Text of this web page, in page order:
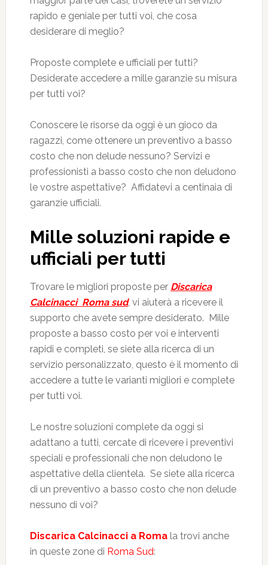
rapido e geniale per tutti voi, che cosa
desiderare di meglio?
Proposte complete e ufficiali per tutti?
Desiderate accedere a mille garanzie su misura
per tutti voi?
Conoscere le risorse da oggi è un gioco da
ragazzi, come ottenere un preventivo a basso
costo che non delude nessuno? Servizi e
professionisti a basso costo che non deludono
le vostre aspettative? Affidatevi a centinaia di
garanzie ufficiali.
Mille soluzioni rapide e
ufficiali per tutti
Trovare le migliori proposte per Discarica
Calcinacci Roma sud, vi aiuterà a ricevere il
supporto che avete sempre desiderato. Mille
proposte a basso costo per voi e interventi
rapidi e completi, se siete alla ricerca di un
servizio personalizzato, questo è il momento di
accedere a tutte le varianti migliori e complete
per tutti voi.
Le nostre soluzioni complete da oggi si
adattano a tutti, cercate di ricevere i preventivi
speciali e professionali che non deludono le
aspettative della clientela. Se siete alla ricerca
di un preventivo a basso costo che non delude
nessuno di voi?
Discarica Calcinacci a Romala trovi anche
in queste zone di Roma Sud: